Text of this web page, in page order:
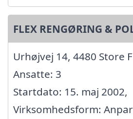
FLEX RENGØRING &
Urhøjvej 14, 4480 Store
Ansatte: 3
Startdato: 15. maj 2002,
Virksomhedsform: